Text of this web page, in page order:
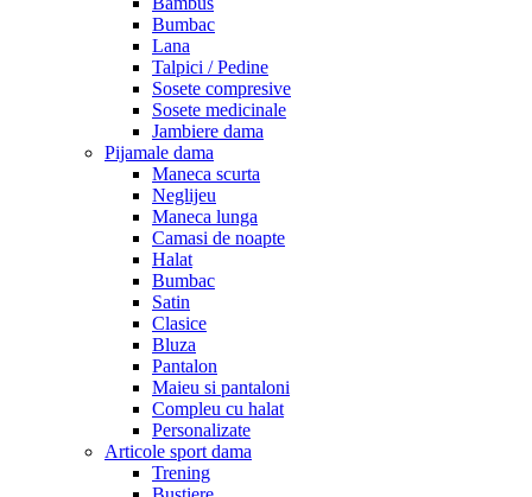
Bumbac
Lana
Talpici / Pedine
Sosete compresive
Sosete medicinale
Jambiere dama
Pijamale dama
Maneca scurta
Neglijeu
Maneca lunga
Camasi de noapte
Halat
Bumbac
Satin
Clasice
Bluza
Pantalon
Maieu si pantaloni
Compleu cu halat
Personalizate
Articole sport dama
Trening